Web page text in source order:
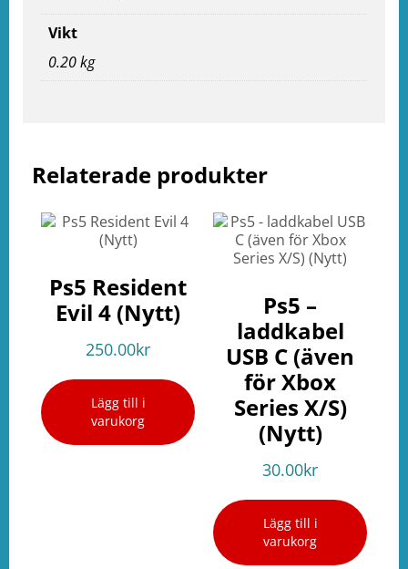
Relaterade produkter
Ps5 Resident
Evil 4 (Nytt)
250.00kr
Lägg till i
varukorg
Ps5 –
laddkabel
USB C (även
för Xbox
Series X/S)
(Nytt)
30.00kr
Lägg till i
varukorg
Vikt
0.20 kg